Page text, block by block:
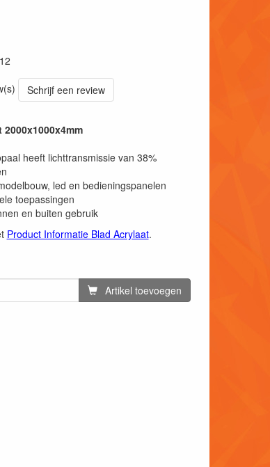
Schrijf een review
heeft lichttransmissie van 38%
led en bedieningspanelen
toepassingen
en buiten gebruik
Product Informatie Blad Acrylaat.
Artikel toevoegen